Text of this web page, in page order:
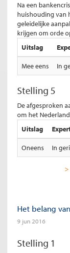
Na een
huishouding van
geleidelijke
krijgen om orde
Uitslag
Mee eens In
Stelling 5
De afgesproken
om het
Uitslag
Oneens In
Het belang
9 jun 2016
Stelling 1